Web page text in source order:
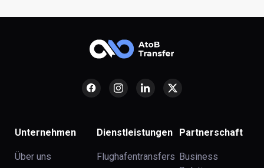
Unternehmen
Über uns
Dienstleistungen
Flughafentransfers
Partnerschaft
Business